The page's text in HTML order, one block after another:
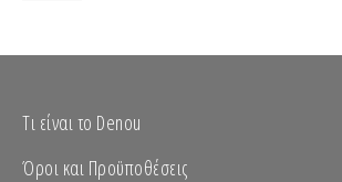
Τι είναι το Denou
Όροι και Προϋποθέσεις